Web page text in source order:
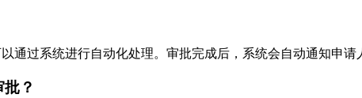
通过系统进行自动化处理。审批完成后，系统会自动通知申
？